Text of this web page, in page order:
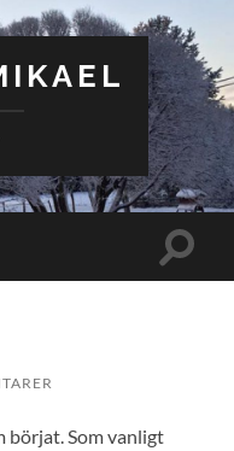
Slå
börjat. Som vanligt